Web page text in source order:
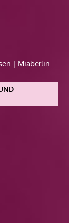
| Miaberlin